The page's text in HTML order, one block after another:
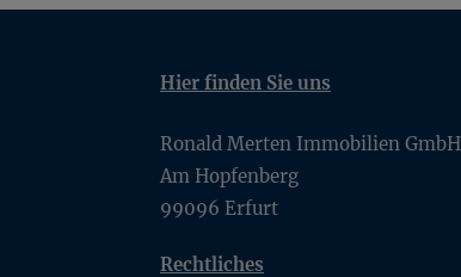
Hier finden Sie uns
Ronald Merten Immobilien GmbH
Am Hopfenberg
99096 Erfurt
Rechtliches